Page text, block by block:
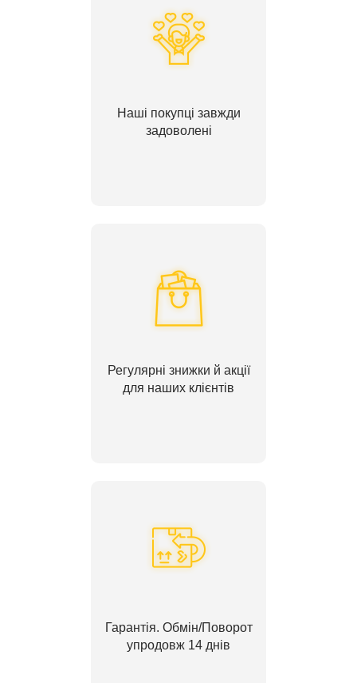
Наші покупці завжди
задоволені
Регулярні знижки й акції
для наших клієнтів
Гарантія. Обмін/Поворот
упродовж 14 днів